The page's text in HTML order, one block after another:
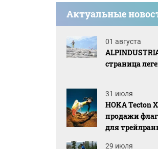
Актуальные
01 августа
страница
31 июля
HOKA Tecton
продажи
для
29 июля